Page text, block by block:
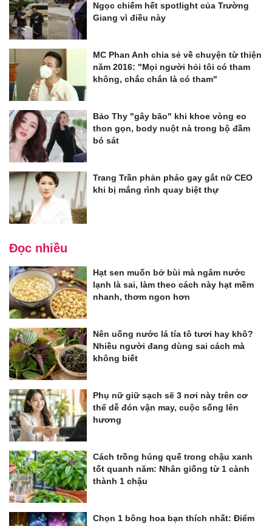
Ngọc chiếm hết spotlight của Trường
Giang vì điều này
MC Phan Anh chia sẻ về chuyện từ thiện
năm 2016: "Mọi người hỏi tôi có tham
không, chắc chắn là có tham"
Bảo Thy "gây bão" khi khoe vòng eo
thon gọn, body nuột nà trong bộ đầm
bó sát
Trang Trần phản pháo gay gắt nữ CEO
khi bị mắng rình quay biệt thự
Đọc nhiều
Hạt sen muốn bở bùi mà ngâm nước
lạnh là sai, làm theo cách này hạt mềm
nhanh, thơm ngon hơn
Nên uống nước lá tía tô tươi hay khô?
Nhiều người đang dùng sai cách mà
không biết
Phụ nữ giữ sạch sẽ 3 nơi này trên cơ
thể dễ đón vận may, cuộc sống lên
hương
Cách trồng húng quế trong chậu xanh
tốt quanh năm: Nhân giống từ 1 cành
thành 1 chậu
Chọn 1 bông hoa bạn thích nhất: Điểm